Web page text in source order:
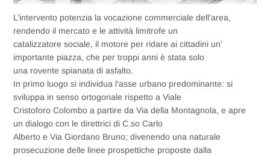
L’intervento potenzia la vocazione commerciale dell’area,
rendendo il mercato e le attività limitrofe un
catalizzatore sociale, il motore per ridare ai cittadini un’
importante piazza, che per troppi anni è stata solo
una rovente spianata di asfalto.
In primo luogo si individua l’asse urbano predominante: si
sviluppa in senso ortogonale rispetto a Viale
Cristoforo Colombo a partire da Via della Montagnola, e apre
un dialogo con le direttrici di C.so Carlo
Alberto e Via Giordano Bruno; divenendo una naturale
prosecuzione delle linee prospettiche proposte dalla